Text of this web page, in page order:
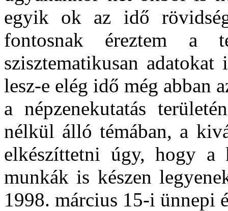
egyik ok az idő
fontosnak éreztem a
szisztematikusan
lesz-e elég idő még abban
a népzenekutatás
nélkül álló témában, a
elkészíttetni úgy, hogy a
munkák is készen
1998. március 15-i ünnepi